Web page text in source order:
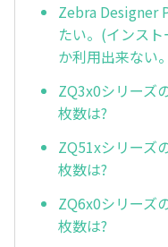
Zebra Designer
たい。(インス
か利用出来ない
ZQ3x0シリーズ
枚数は?
ZQ51xシリーズ
枚数は?
ZQ6x0シリーズ
枚数は?